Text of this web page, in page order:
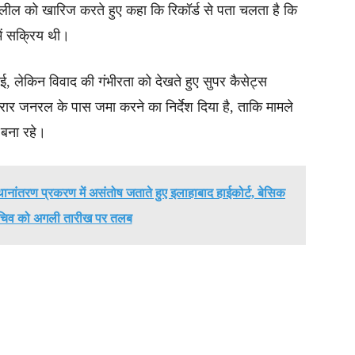
को खारिज करते हुए कहा कि रिकॉर्ड से पता चलता है कि
सक्रिय थी।
लेकिन विवाद की गंभीरता को देखते हुए सुपर कैसेट्स
जनरल के पास जमा करने का निर्देश दिया है, ताकि मामले
रहे।
प्रकरण में असंतोष जताते हुए इलाहाबाद हाईकोर्ट, बेसिक
को अगली तारीख पर तलब